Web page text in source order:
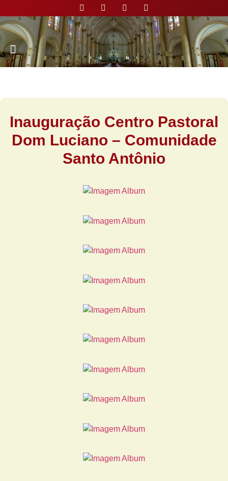
Inauguração Centro Pastoral
Dom Luciano – Comunidade
Santo Antônio